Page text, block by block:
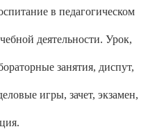
в педагогическом
деятельности. Урок,
занятия, диспут,
игры, зачет, экзамен,